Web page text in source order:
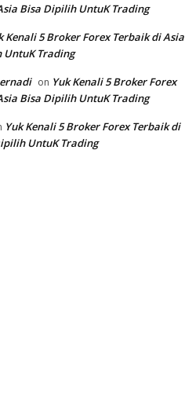
Bisa Dipilih UntuK Trading
Kenali 5 Broker Forex Terbaik di Asia
Trading
on Yuk Kenali 5 Broker Forex
Bisa Dipilih UntuK Trading
Yuk Kenali 5 Broker Forex Terbaik di
UntuK Trading